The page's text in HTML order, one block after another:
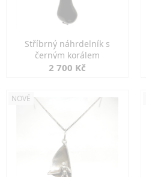
Stříbrný náhrdelník s
černým korálem
2 700 Kč
NOVÉ